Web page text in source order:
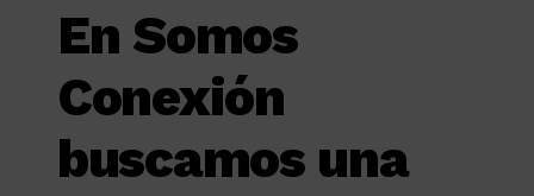
En Somos
Conexión
buscamos una